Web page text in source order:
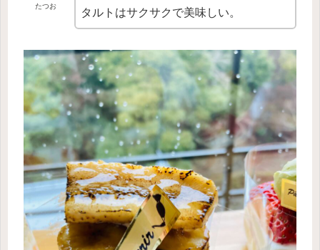
たつお
タルトはサクサクで美味しい。